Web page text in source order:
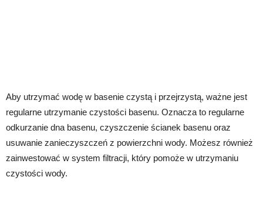
Aby utrzymać wodę w basenie czystą i przejrzystą, ważne jest
regularne utrzymanie czystości basenu. Oznacza to regularne
odkurzanie dna basenu, czyszczenie ścianek basenu oraz
usuwanie zanieczyszczeń z powierzchni wody. Możesz również
zainwestować w system filtracji, który pomoże w utrzymaniu
czystości wody.